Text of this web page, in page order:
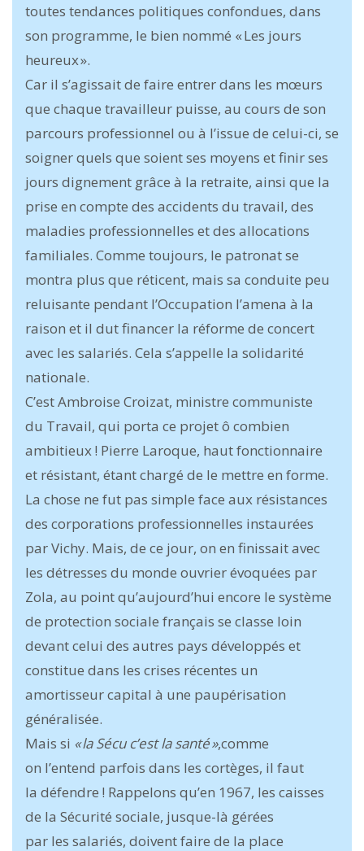
toutes tendances politiques confondues, dans
son programme, le bien nommé « Les jours
heureux ».
Car il s’agissait de faire entrer dans les mœurs
que chaque travailleur puisse, au cours de son
parcours professionnel ou à l’issue de celui-ci, se
soigner quels que soient ses moyens et finir ses
jours dignement grâce à la retraite, ainsi que la
prise en compte des accidents du travail, des
maladies professionnelles et des allocations
familiales. Comme toujours, le patronat se
montra plus que réticent, mais sa conduite peu
reluisante pendant l’Occupation l’amena à la
raison et il dut financer la réforme de concert
avec les salariés. Cela s’appelle la solidarité
nationale.
C’est Ambroise Croizat, ministre communiste
du Travail, qui porta ce projet ô combien
ambitieux ! Pierre Laroque, haut fonctionnaire
et résistant, étant chargé de le mettre en forme.
La chose ne fut pas simple face aux résistances
des corpo­rations professionnelles instaurées
par ­Vichy. Mais, de ce jour, on en finissait avec
les détresses du monde ouvrier évoquées par
Zola, au point qu’aujourd’hui encore le système
de protection sociale français se classe loin
devant celui des autres pays développés et
constitue dans les crises récentes un
amortisseur capital à une paupérisation
généralisée.
Mais si « la Sécu c’est la santé »,comme
on l’entend parfois dans les cortèges, il faut
la défendre ! Rappelons qu’en 1967, les caisses
de la Sécurité sociale, jusque-là gérées
par les salariés, doivent faire de la place